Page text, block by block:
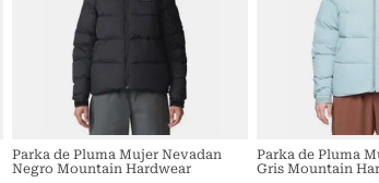
Parka de Pluma Mujer Nevadan
Negro Mountain Hardwear
Parka de Pluma
Gris Mountain